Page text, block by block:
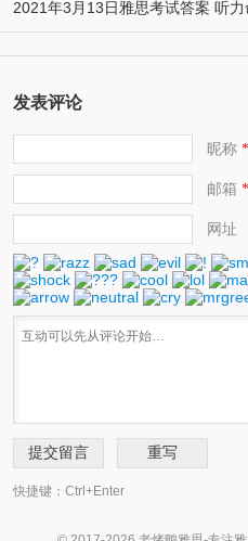
2021年3月13日雅思考试答案 听
发表评论
昵称*
邮箱 *
网址
快捷键：Ctrl+Enter